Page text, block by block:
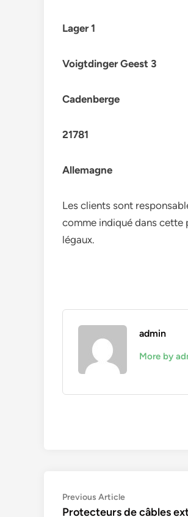
Lager 1
Voigtdinger Geest 3
Cadenberge
21781
Allemagne
Les clients sont
comme indiqué dans cette
légaux.
admin
More by
Navigation
Previous ArticlePrevious
article:
Protecteurs de câbles